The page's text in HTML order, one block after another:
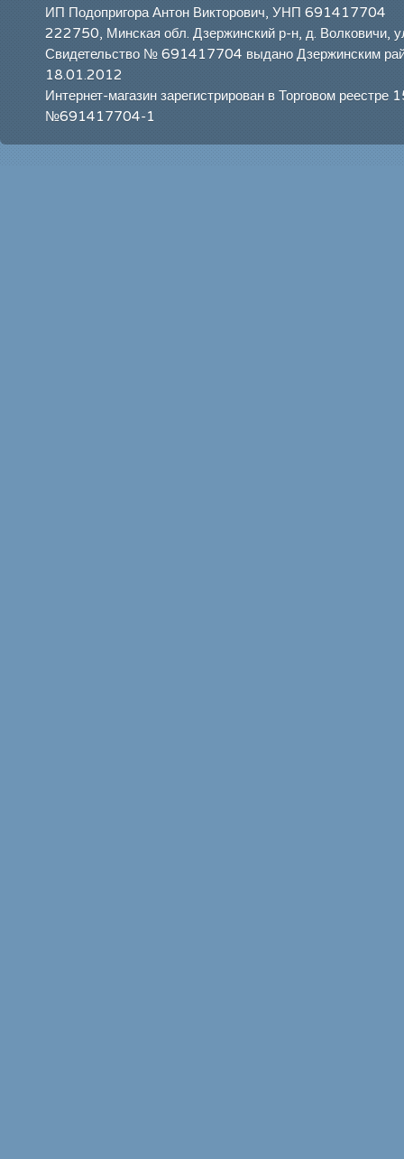
ИП Подопригора Антон Викторович, УНП 691417704
222750, Минская обл. Дзержинский р-н, д. Волковичи,
Свидетельство № 691417704 выдано Дзержинским
18.01.2012
Интернет-магазин зарегистрирован в Торговом
№691417704-1